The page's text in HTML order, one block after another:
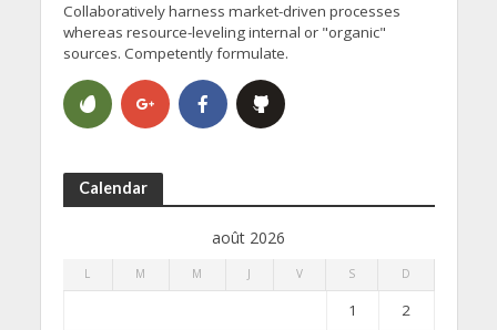
Collaboratively harness market-driven processes
whereas resource-leveling internal or "organic"
sources. Competently formulate.
Calendar
août 2026
L M M J V S D
1
2